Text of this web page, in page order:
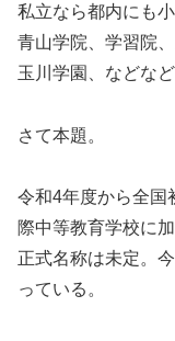
私立なら都内にも
青山学院、学習院
玉川学園、などなど
さて本題。
令和4年度から全国
際中等教育学校に加
正式名称は未定。
っている。